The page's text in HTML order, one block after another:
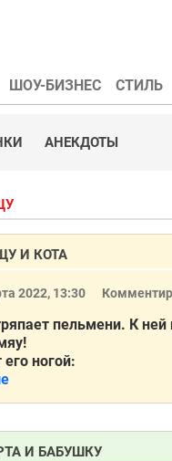
ШОУ-БИЗНЕС СТИЛЬ
АНЕКДОТЫ
И КОТА
2022, 13:30
пельмени. К
ногой:
И БАБУШКУ